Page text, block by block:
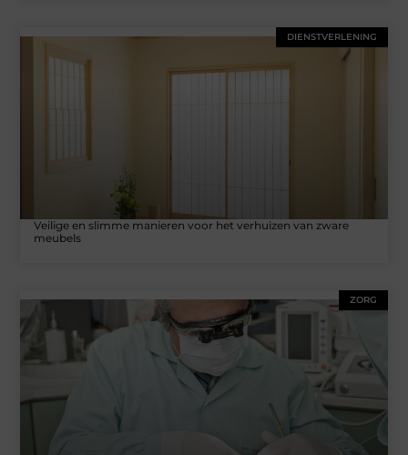
DIENSTVERLENING
Veilige en slimme manieren voor het verhuizen van zware
meubels
ZORG